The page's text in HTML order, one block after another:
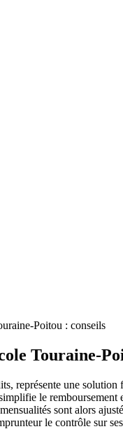
Poitou : conseils
Touraine-
représente une
le
sont alors
le contrôle sur